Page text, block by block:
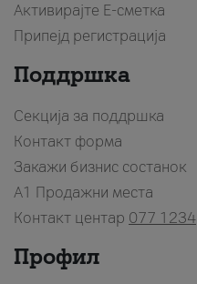
Активирајте Е-сметка
Припејд регистрација
Поддршка
Секција за поддршка
Контакт форма
Закажи бизнис состанок
A1 Продажни места
Контакт центар 077 1234
Профил